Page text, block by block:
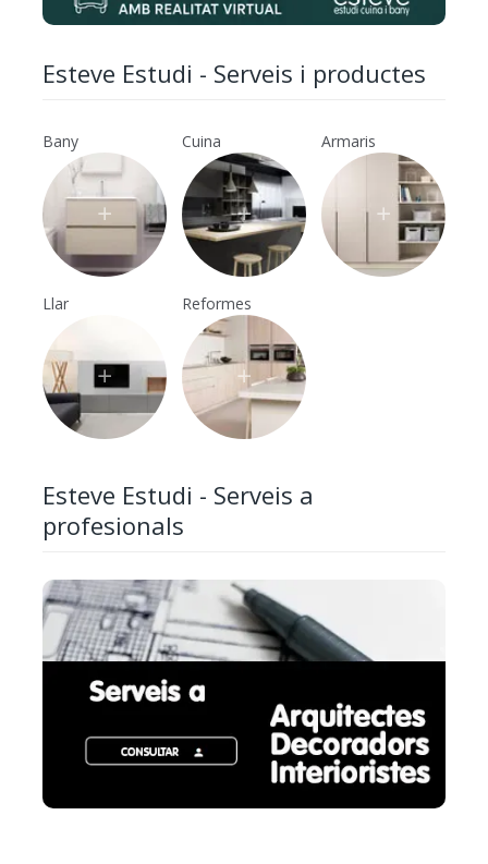
Esteve Estudi - Serveis i productes
Bany Cuina Armaris
Llar Reformes
Esteve Estudi - Serveis a
profesionals